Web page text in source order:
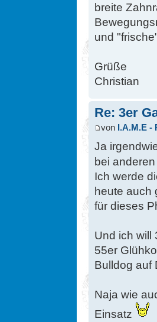
breite
und
Grüße
Christian
Re: 3er
von I.A.M.E -
Ja
bei
Ich werde
heute auch
für dieses
Und ich will
55er
Bulldog auf
Naja wie
Einsatz